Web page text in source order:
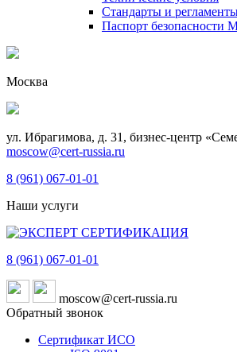
Стандарты и
Паспорт безопасности
Москва
ул. Ибрагимова, д. 31, бизнес-центр
moscow@cert-russia.ru
8 (961) 067-01-01
Наши услуги
8 (961) 067-01-01
moscow@cert-russia.ru
Обратный звонок
Сертификат ИСО